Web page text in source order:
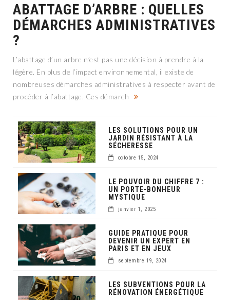
ABATTAGE D’ARBRE : QUELLES
DÉMARCHES ADMINISTRATIVES
?
L’abattage d’un arbre n’est pas une décision à prendre à la
légère. En plus de l’impact environnemental, il existe de
nombreuses démarches administratives à respecter avant de
procéder à l’abattage. Ces démarch
LES SOLUTIONS POUR UN
JARDIN RÉSISTANT À LA
SÉCHERESSE
octobre 15, 2024
LE POUVOIR DU CHIFFRE 7 :
UN PORTE-BONHEUR
MYSTIQUE
janvier 1, 2025
GUIDE PRATIQUE POUR
DEVENIR UN EXPERT EN
PARIS ET EN JEUX
septembre 19, 2024
LES SUBVENTIONS POUR LA
RÉNOVATION ÉNERGÉTIQUE